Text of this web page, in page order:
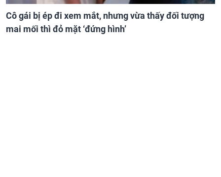
Cô gái bị ép đi xem mắt, nhưng vừa thấy đối tượng
mai mối thì đỏ mặt ‘đứng hình’